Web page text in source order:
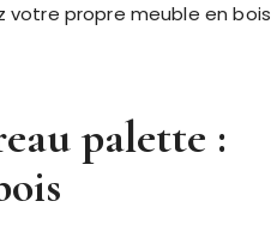
votre propre meuble en bois
palette :